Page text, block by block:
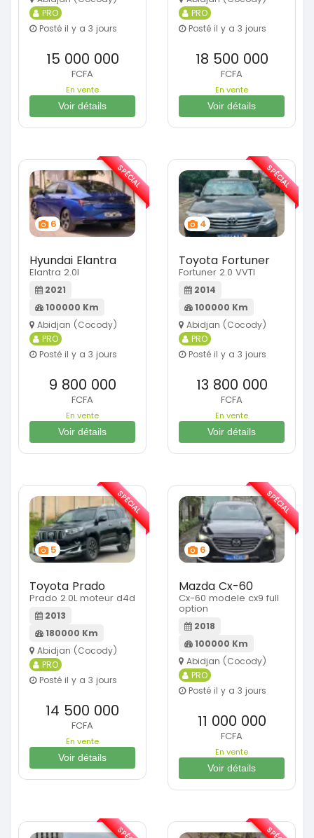
PRO
Posté il y a 3 jours
15 000 000
FCFA
En vente
Voir détails
PRO
Posté il y a 3 jours
18 500 000
FCFA
En vente
Voir détails
6
Hyundai Elantra
Elantra 2.0l
2021
100000 Km
Abidjan (Cocody)
PRO
Posté il y a 3 jours
9 800 000
FCFA
En vente
Voir détails
SPÉCIAL
4
Toyota Fortuner
Fortuner 2.0 VVTI
2014
100000 Km
Abidjan (Cocody)
PRO
Posté il y a 3 jours
13 800 000
FCFA
En vente
Voir détails
SPÉCIAL
5
Toyota Prado
Prado 2.0L moteur d4d
2013
180000 Km
Abidjan (Cocody)
PRO
Posté il y a 3 jours
14 500 000
FCFA
En vente
Voir détails
SPÉCIAL
6
Mazda Cx-60
Cx-60 modele cx9 full
option
2018
100000 Km
Abidjan (Cocody)
PRO
Posté il y a 3 jours
11 000 000
FCFA
En vente
Voir détails
SPÉCIAL